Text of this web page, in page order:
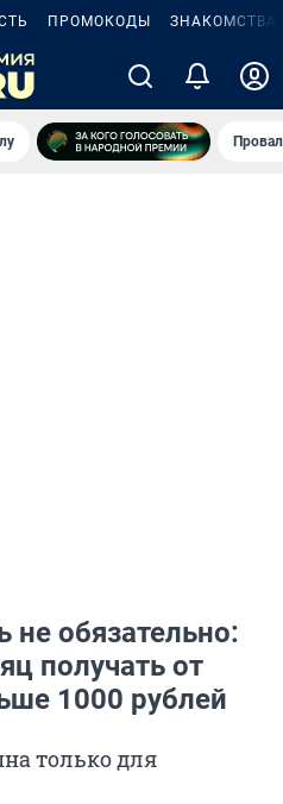
ПРОМОКОДЫ ЗНАКОМСТВА
не обязательно:
получать от
1000 рублей
только для